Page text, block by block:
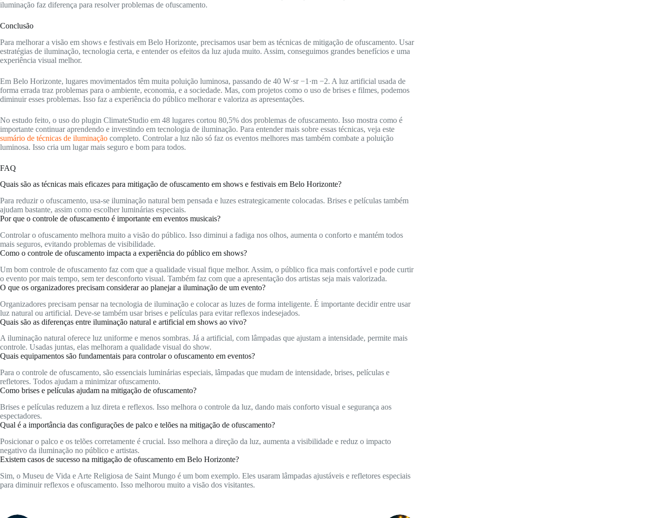
iluminação faz diferença para resolver problemas de ofuscamento.
Conclusão
Para melhorar a visão em shows e festivais em Belo Horizonte, precisamos usar bem as técnicas de mitigação de ofuscamento. Usar
estratégias de iluminação, tecnologia certa, e entender os efeitos da luz ajuda muito. Assim, conseguimos grandes benefícios e uma
experiência visual melhor.
Em Belo Horizonte, lugares movimentados têm muita poluição luminosa, passando de 40 W·sr −1·m −2. A luz artificial usada de
forma errada traz problemas para o ambiente, economia, e a sociedade. Mas, com projetos como o uso de brises e filmes, podemos
diminuir esses problemas. Isso faz a experiência do público melhorar e valoriza as apresentações.
No estudo feito, o uso do plugin ClimateStudio em 48 lugares cortou 80,5% dos problemas de ofuscamento. Isso mostra como é
importante continuar aprendendo e investindo em tecnologia de iluminação. Para entender mais sobre essas técnicas, veja este
sumário de técnicas de iluminação completo. Controlar a luz não só faz os eventos melhores mas também combate a poluição
luminosa. Isso cria um lugar mais seguro e bom para todos.
FAQ
Quais são as técnicas mais eficazes para mitigação de ofuscamento em shows e festivais em Belo Horizonte?
Para reduzir o ofuscamento, usa-se iluminação natural bem pensada e luzes estrategicamente colocadas. Brises e películas também
ajudam bastante, assim como escolher luminárias especiais.
Por que o controle de ofuscamento é importante em eventos musicais?
Controlar o ofuscamento melhora muito a visão do público. Isso diminui a fadiga nos olhos, aumenta o conforto e mantém todos
mais seguros, evitando problemas de visibilidade.
Como o controle de ofuscamento impacta a experiência do público em shows?
Um bom controle de ofuscamento faz com que a qualidade visual fique melhor. Assim, o público fica mais confortável e pode curtir
o evento por mais tempo, sem ter desconforto visual. Também faz com que a apresentação dos artistas seja mais valorizada.
O que os organizadores precisam considerar ao planejar a iluminação de um evento?
Organizadores precisam pensar na tecnologia de iluminação e colocar as luzes de forma inteligente. É importante decidir entre usar
luz natural ou artificial. Deve-se também usar brises e películas para evitar reflexos indesejados.
Quais são as diferenças entre iluminação natural e artificial em shows ao vivo?
A iluminação natural oferece luz uniforme e menos sombras. Já a artificial, com lâmpadas que ajustam a intensidade, permite mais
controle. Usadas juntas, elas melhoram a qualidade visual do show.
Quais equipamentos são fundamentais para controlar o ofuscamento em eventos?
Para o controle de ofuscamento, são essenciais luminárias especiais, lâmpadas que mudam de intensidade, brises, películas e
refletores. Todos ajudam a minimizar ofuscamento.
Como brises e películas ajudam na mitigação de ofuscamento?
Brises e películas reduzem a luz direta e reflexos. Isso melhora o controle da luz, dando mais conforto visual e segurança aos
espectadores.
Qual é a importância das configurações de palco e telões na mitigação de ofuscamento?
Posicionar o palco e os telões corretamente é crucial. Isso melhora a direção da luz, aumenta a visibilidade e reduz o impacto
negativo da iluminação no público e artistas.
Existem casos de sucesso na mitigação de ofuscamento em Belo Horizonte?
Sim, o Museu de Vida e Arte Religiosa de Saint Mungo é um bom exemplo. Eles usaram lâmpadas ajustáveis e refletores especiais
para diminuir reflexos e ofuscamento. Isso melhorou muito a visão dos visitantes.